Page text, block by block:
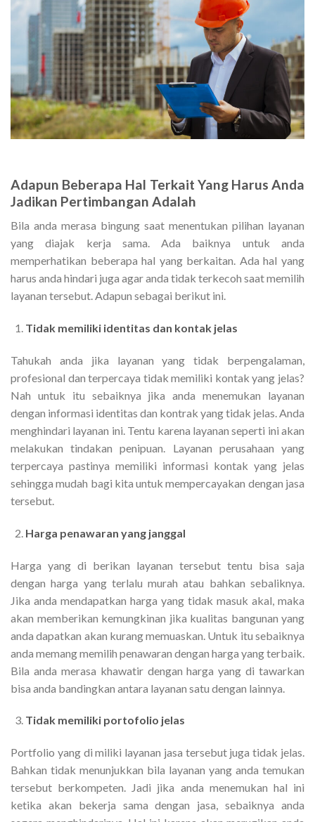
Adapun Beberapa Hal Terkait Yang Harus Anda
Jadikan Pertimbangan Adalah
Bila anda merasa bingung saat menentukan pilihan layanan
yang diajak kerja sama. Ada baiknya untuk anda
memperhatikan beberapa hal yang berkaitan. Ada hal yang
harus anda hindari juga agar anda tidak terkecoh saat memilih
layanan tersebut. Adapun sebagai berikut ini.
Tidak memiliki identitas dan kontak jelas
Tahukah anda jika layanan yang tidak berpengalaman,
profesional dan terpercaya tidak memiliki kontak yang jelas?
Nah untuk itu sebaiknya jika anda menemukan layanan
dengan informasi identitas dan kontrak yang tidak jelas. Anda
menghindari layanan ini. Tentu karena layanan seperti ini akan
melakukan tindakan penipuan. Layanan perusahaan yang
terpercaya pastinya memiliki informasi kontak yang jelas
sehingga mudah bagi kita untuk mempercayakan dengan jasa
tersebut.
Harga penawaran yang janggal
Harga yang di berikan layanan tersebut tentu bisa saja
dengan harga yang terlalu murah atau bahkan sebaliknya.
Jika anda mendapatkan harga yang tidak masuk akal, maka
akan memberikan kemungkinan jika kualitas bangunan yang
anda dapatkan akan kurang memuaskan. Untuk itu sebaiknya
anda memang memilih penawaran dengan harga yang terbaik.
Bila anda merasa khawatir dengan harga yang di tawarkan
bisa anda bandingkan antara layanan satu dengan lainnya.
Tidak memiliki portofolio jelas
Portfolio yang di miliki layanan jasa tersebut juga tidak jelas.
Bahkan tidak menunjukkan bila layanan yang anda temukan
tersebut berkompeten. Jadi jika anda menemukan hal ini
ketika akan bekerja sama dengan jasa, sebaiknya anda